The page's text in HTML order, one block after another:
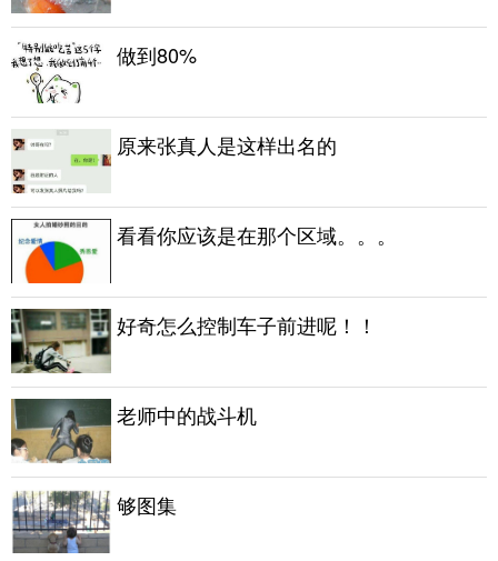
做到80%
原来张真人是这样出名的
看看你应该是在那个区域。。。
好奇怎么控制车子前进呢！！
老师中的战斗机
够图集